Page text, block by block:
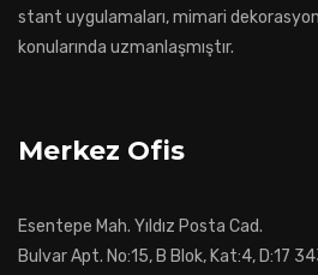
stant uygulamaları, mimari
konularında uzmanlaşmıştır.
Merkez Ofis
Esentepe Mah. Yıldız Posta Cad.
Bulvar Apt. No:15, B Blok, Kat:4, D:17